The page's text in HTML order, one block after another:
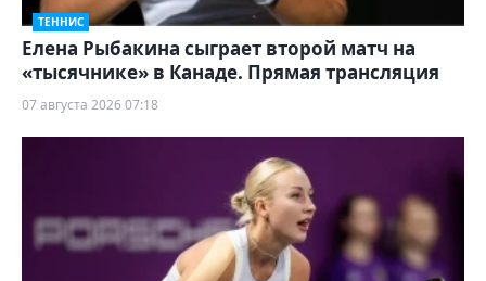
ТЕННИС
Елена Рыбакина сыграет второй матч на
«тысячнике» в Канаде. Прямая трансляция
07 августа 2026 07:18